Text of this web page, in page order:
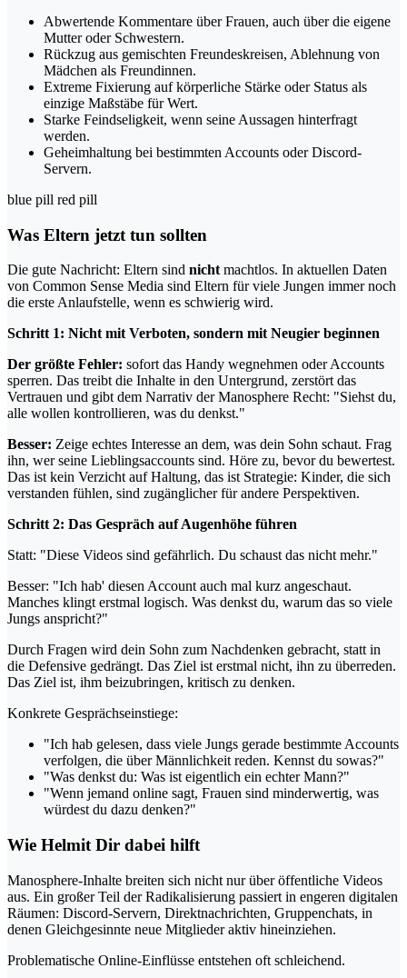
Abwertende Kommentare über Frauen, auch über die eigene
Mutter oder Schwestern.
Rückzug aus gemischten Freundeskreisen, Ablehnung von
Mädchen als Freundinnen.
Extreme Fixierung auf körperliche Stärke oder Status als
einzige Maßstäbe für Wert.
Starke Feindseligkeit, wenn seine Aussagen hinterfragt
werden.
Geheimhaltung bei bestimmten Accounts oder Discord-
Servern.
blue pill red pill
Was Eltern jetzt tun sollten
Die gute Nachricht: Eltern sind nicht machtlos. In aktuellen Daten
von Common Sense Media sind Eltern für viele Jungen immer noch
die erste Anlaufstelle, wenn es schwierig wird.
Schritt 1: Nicht mit Verboten, sondern mit Neugier beginnen
Der größte Fehler: sofort das Handy wegnehmen oder Accounts
sperren. Das treibt die Inhalte in den Untergrund, zerstört das
Vertrauen und gibt dem Narrativ der Manosphere Recht: "Siehst du,
alle wollen kontrollieren, was du denkst."
Besser: Zeige echtes Interesse an dem, was dein Sohn schaut. Frag
ihn, wer seine Lieblingsaccounts sind. Höre zu, bevor du bewertest.
Das ist kein Verzicht auf Haltung, das ist Strategie: Kinder, die sich
verstanden fühlen, sind zugänglicher für andere Perspektiven.
Schritt 2: Das Gespräch auf Augenhöhe führen
Statt: "Diese Videos sind gefährlich. Du schaust das nicht mehr."
Besser: "Ich hab' diesen Account auch mal kurz angeschaut.
Manches klingt erstmal logisch. Was denkst du, warum das so viele
Jungs anspricht?"
Durch Fragen wird dein Sohn zum Nachdenken gebracht, statt in
die Defensive gedrängt. Das Ziel ist erstmal nicht, ihn zu überreden.
Das Ziel ist, ihm beizubringen, kritisch zu denken.
Konkrete Gesprächseinstiege:
"Ich hab gelesen, dass viele Jungs gerade bestimmte Accounts
verfolgen, die über Männlichkeit reden. Kennst du sowas?"
"Was denkst du: Was ist eigentlich ein echter Mann?"
"Wenn jemand online sagt, Frauen sind minderwertig, was
würdest du dazu denken?"
Wie Helmit Dir dabei hilft
Manosphere-Inhalte breiten sich nicht nur über öffentliche Videos
aus. Ein großer Teil der Radikalisierung passiert in engeren digitalen
Räumen: Discord-Servern, Direktnachrichten, Gruppenchats, in
denen Gleichgesinnte neue Mitglieder aktiv hineinziehen.
Problematische Online-Einflüsse entstehen oft schleichend.